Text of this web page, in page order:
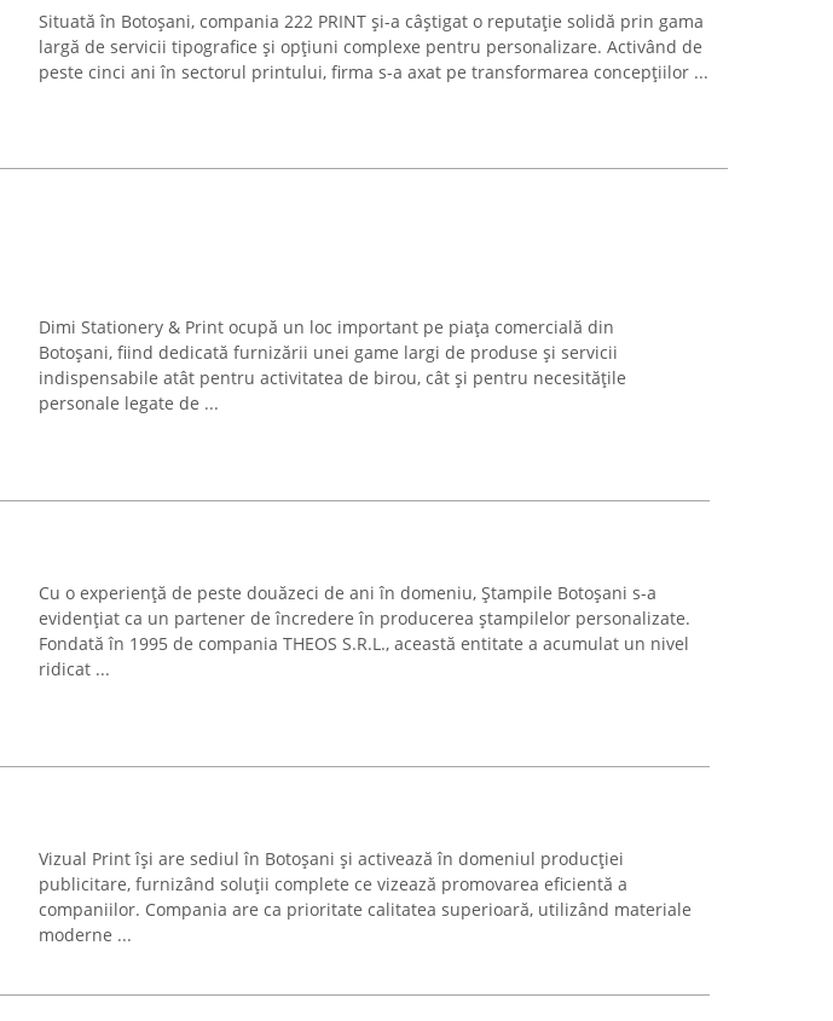
Situată în Botoșani, compania 222 PRINT și-a câștigat o reputație solidă prin gama
largă de servicii tipografice și opțiuni complexe pentru personalizare. Activând de
peste cinci ani în sectorul printului, firma s-a axat pe transformarea concepțiilor ...
Dimi Stationery & Print ocupă un loc important pe piața comercială din
Botoșani, fiind dedicată furnizării unei game largi de produse și servicii
indispensabile atât pentru activitatea de birou, cât și pentru necesitățile
personale legate de ...
Cu o experiență de peste douăzeci de ani în domeniu, Ștampile Botoșani s-a
evidențiat ca un partener de încredere în producerea ștampilelor personalizate.
Fondată în 1995 de compania THEOS S.R.L., această entitate a acumulat un nivel
ridicat ...
Vizual Print își are sediul în Botoșani și activează în domeniul producției
publicitare, furnizând soluții complete ce vizează promovarea eficientă a
companiilor. Compania are ca prioritate calitatea superioară, utilizând materiale
moderne ...